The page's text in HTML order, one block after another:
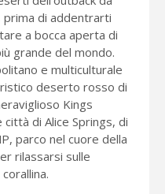
prima di addentrarti
a bocca aperta di
grande del mondo.
e multiculturale
deserto rosso di
Kings
di Alice Springs, di
parco nel cuore della
rilassarsi sulle